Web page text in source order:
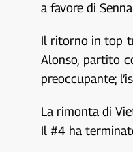
a favore di
Il ritorno in top
Alonso, partito
preoccupante;
La rimonta di
Il #4 ha